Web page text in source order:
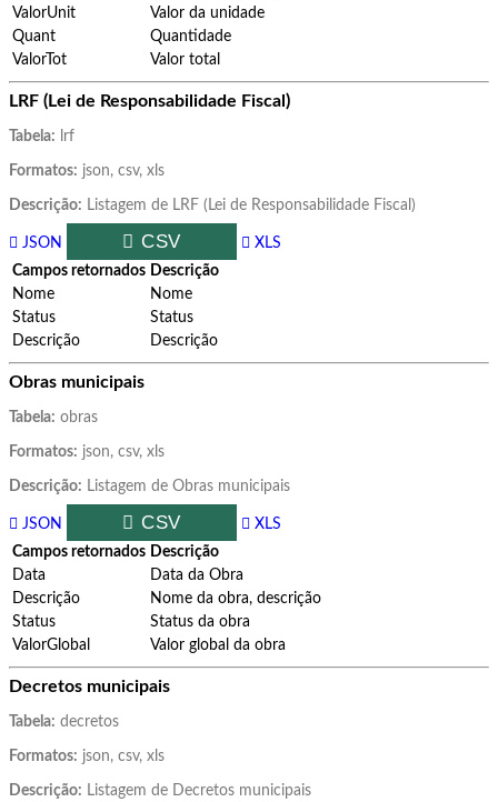
ValorUnit
Valor da unidade
Quant
Quantidade
ValorTot
Valor total
LRF (Lei de Responsabilidade Fiscal)
Tabela: lrf
Formatos: json, csv, xls
Descrição: Listagem de LRF (Lei de Responsabilidade Fiscal)
JSON CSV
XLS
Campos retornados Descrição
Nome
Nome
Status
Status
Descrição
Descrição
Obras municipais
Tabela: obras
Formatos: json, csv, xls
Descrição: Listagem de Obras municipais
JSON CSV
XLS
Campos retornados Descrição
Data
Data da Obra
Descrição
Nome da obra, descrição
Status
Status da obra
ValorGlobal
Valor global da obra
Decretos municipais
Tabela: decretos
Formatos: json, csv, xls
Descrição: Listagem de Decretos municipais